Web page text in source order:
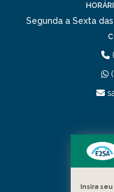
Segunda a Sexta
Insira